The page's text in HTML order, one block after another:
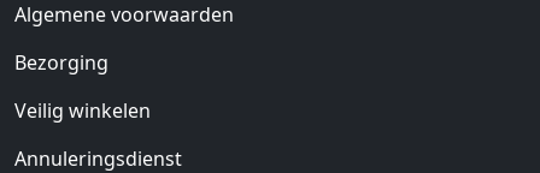
Algemene voorwaarden
Bezorging
Veilig winkelen
Annuleringsdienst